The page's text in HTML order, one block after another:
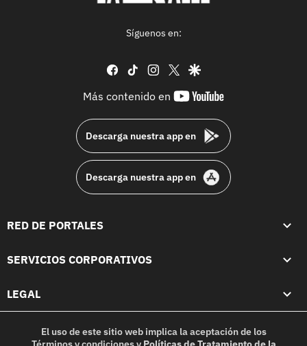
Síguenos en:
facebook
tiktok instagram
twittergoogle
Más contenido en
youtube-
Descarga nuestra app en
Descarga nuestra app en
RED DE PORTALES
SERVICIOS CORPORATIVOS
LEGAL
El uso de este sitio web implica la aceptación de los